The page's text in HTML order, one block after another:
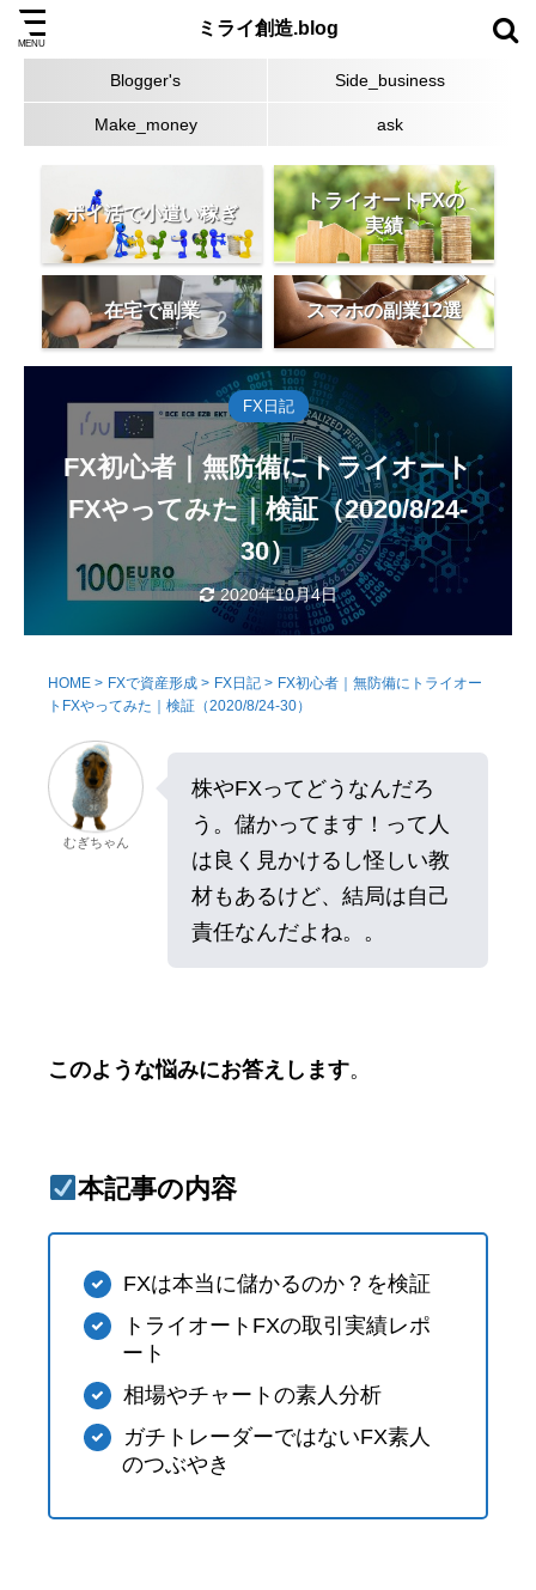
ミライ創造.blog
Blogger's Side_business
Make_money ask
ポイ活で小遣い稼ぎ
トライオートFXの
実績
在宅で副業 スマホの副業12選
FX日記
FX初心者｜無防備にトライオート
FXやってみた｜検証（2020/8/24-
30）
2020年10月4日
HOME > FXで資産形成 > FX日記 > FX初心者｜無防備にトライオー
トFXやってみた｜検証（2020/8/24-30）
むぎちゃん
株やFXってどうなんだろ
う。儲かってます！って人
は良く見かけるし怪しい教
材もあるけど、結局は自己
責任なんだよね。。
このような悩みにお答えします。
本記事の内容
FXは本当に儲かるのか？を検証
トライオートFXの取引実績レポ
ート
相場やチャートの素人分析
ガチトレーダーではないFX素人
のつぶやき